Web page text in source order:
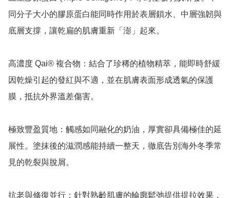
同分子大小的膠原蛋白能同時作用於表層鎖水、中層強韌與
底層支撐，讓乾扁的肌膚重新「澎」起來。
高濃度 Qai® 複合物：結合了珍稀的植物精萃，能即時舒緩
因乾燥引起的發紅與不適，並在肌膚表面形成透氣的保護
膜，抵抗外界溫差傷害。
極致豐盈質地：觸感如同融化的奶油，厚實卻具備極佳的延
展性。塗抹後的滋潤感能持續一整天，徹底告別海外冬季常
見的乾裂與脫屑。
抗老與修復並行：針對熟齡肌膚的輪廓鬆弛提供提拉效果，